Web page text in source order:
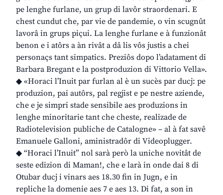
pe lenghe furlane, un grup di lavôr straordenari. E
chest cundut che, par vie de pandemie, o vin scugnût
lavorâ in grups piçui. La lenghe furlane e à funzionât
benon e i atôrs a àn rivât a dâ lis vôs justis a chei
personaçs tant simpatics. Preziôs dopo l’adatament di
Barbara Bregant e la postproduzion di Vittorio Vella».
◆ «Horaci l’Inuit par furlan al è un sucès par ducj: pe
produzion, pai autôrs, pal regjist e pe nestre aziende,
che e je simpri stade sensibile aes produzions in
lenghe minoritarie tant che cheste, realizade de
Radiotelevision publiche de Catalogne» – al à fat savê
Emanuele Galloni, aministradôr di Videoplugger.
◆ “Horaci l’Inuit” nol sarà però la uniche novitât de
seste edizion di Maman!, che e larà in onde dai 8 di
Otubar ducj i vinars aes 18.30 fin in Jugn, e in
repliche la domenie aes 7 e aes 13. Di fat, a son in